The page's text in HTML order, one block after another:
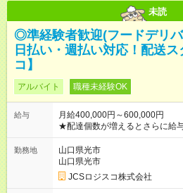
未読
◎準経験者歓迎(フードデリバ
日払い・週払い対応！配送
コ】
アルバイト 職種未経験OK
給与
月給400,000円～600,000円
★配達個数が増えるとさらに給
ど！ ・主要都市エリア 月収55万円／週5日稼働 月収65万~112
万円／週6日稼働 ・地方郊外エリア 月収40万円／週5日稼働 月
収40万円~50万円／週6日稼働 ＜モデルイメージ＞ ■月収50万
円 (27歳男性/江東区在住)※元建
(日休み) ■月収80万円(43歳男性/墨田区在住)※元営業 1日200個
勤務地
山口県光市
山口県光市
JCSロジスコ株式会社